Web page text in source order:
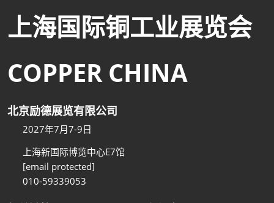
上海国际铜工业展览会
COPPER CHINA
北京励德展览有限公司
2027年7月7-9日
上海新国际博览中心E7馆
[email protected]
010-59339053